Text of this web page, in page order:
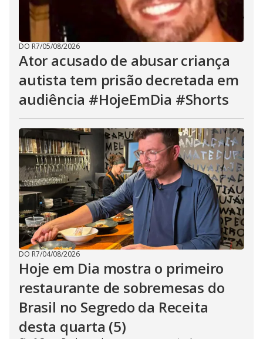
DO R7/05/08/2026
Ator acusado de abusar criança
autista tem prisão decretada em
audiência #HojeEmDia #Shorts
DO R7/04/08/2026
Hoje em Dia mostra o primeiro
restaurante de sobremesas do
Brasil no Segredo da Receita
desta quarta (5)